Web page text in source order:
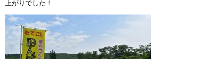
上がりでした！